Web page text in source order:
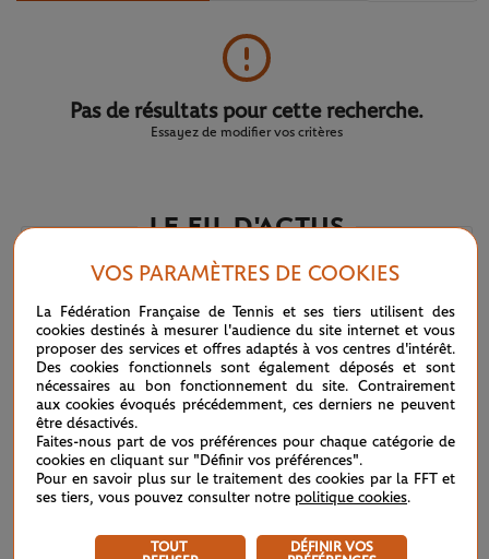
Pas de résultats pour cette recherche.
Essayez de modifier vos critères
LE FIL D'ACTUS
WTA / ATP : une avalanche de premières
27/07 ATP / WTA : Van Assche et Tagger, la relève couronnée
20/07 ATP / WTA : se souvenir des belles choses
12/07 Wimbledon 2026 : Sinner, royale confirmation
12/07
Wimbledon 2026 – Finale messieurs : écrire un peu plus
VOS PARAMÈTRES DE COOKIES
La Fédération Française de Tennis et ses tiers utilisent des
cookies destinés à mesurer l'audience du site internet et vous
proposer des services et offres adaptés à vos centres d'intérêt.
Des cookies fonctionnels sont également déposés et sont
nécessaires au bon fonctionnement du site. Contrairement
aux cookies évoqués précédemment, ces derniers ne peuvent
être désactivés.
Faites-nous part de vos préférences pour chaque catégorie de
cookies en cliquant sur "Définir vos préférences".
Pour en savoir plus sur le traitement des cookies par la FFT et
ses tiers, vous pouvez consulter notre politique cookies.
TOUT
DÉFINIR VOS